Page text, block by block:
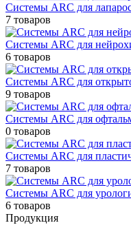
Системы ARC для
7 товаров
Системы ARC для
6 товаров
Системы ARC для
9 товаров
Системы ARC для
0 товаров
Системы ARC для
7 товаров
Системы ARC для
6 товаров
Продукция